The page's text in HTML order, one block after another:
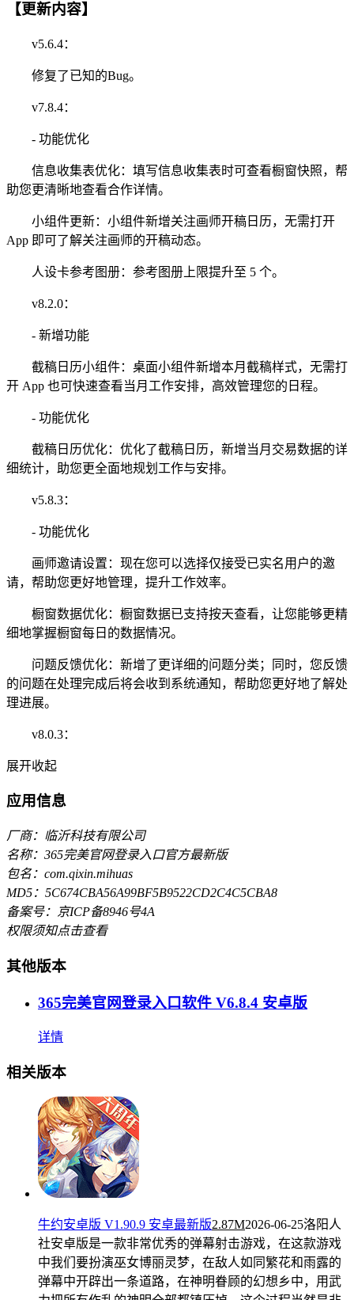
【更新内容】
v5.6.4：
修复了已知的Bug。
v7.8.4：
- 功能优化
信息收集表优化：填写信息收集表时可查看橱窗快照，帮
助您更清晰地查看合作详情。
小组件更新：小组件新增关注画师开稿日历，无需打开
App 即可了解关注画师的开稿动态。
人设卡参考图册：参考图册上限提升至 5 个。
v8.2.0：
- 新增功能
截稿日历小组件：桌面小组件新增本月截稿样式，无需打
开 App 也可快速查看当月工作安排，高效管理您的日程。
- 功能优化
截稿日历优化：优化了截稿日历，新增当月交易数据的详
细统计，助您更全面地规划工作与安排。
v5.8.3：
- 功能优化
画师邀请设置：现在您可以选择仅接受已实名用户的邀
请，帮助您更好地管理，提升工作效率。
橱窗数据优化：橱窗数据已支持按天查看，让您能够更精
细地掌握橱窗每日的数据情况。
问题反馈优化：新增了更详细的问题分类；同时，您反馈
的问题在处理完成后将会收到系统通知，帮助您更好地了解处
理进展。
v8.0.3：
展开收起
应用信息
厂商：临沂科技有限公司
名称：365完美官网登录入口官方最新版
包名：com.qixin.mihuas
MD5：5C674CBA56A99BF5B9522CD2C4C5CBA8
备案号：京ICP备8946号4A
权限须知点击查看
其他版本
365完美官网登录入口软件 V6.8.4 安卓版
详情
相关版本
牛约安卓版 V1.90.9 安卓最新版2.87M2026-06-25洛阳人
社安卓版是一款非常优秀的弹幕射击游戏，在这款游戏
中我们要扮演巫女博丽灵梦，在敌人如同繁花和雨露的
弹幕中开辟出一条道路，在神明眷顾的幻想乡中，用武